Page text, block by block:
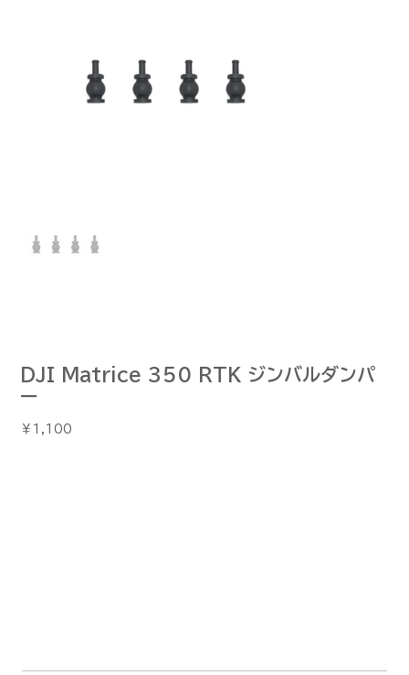
DJI Matrice 350 RTK ジンバルダンパ
ー
価
格
￥1,100